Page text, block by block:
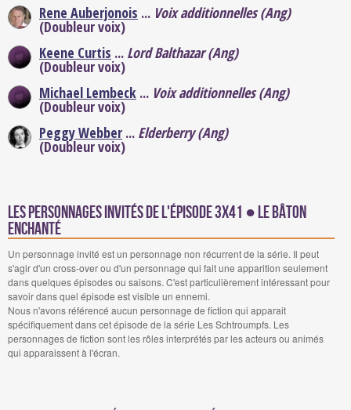
Rene Auberjonois ... Voix additionnelles (Ang)
(Doubleur voix)
Keene Curtis ... Lord Balthazar (Ang)
(Doubleur voix)
Michael Lembeck ... Voix additionnelles (Ang)
(Doubleur voix)
Peggy Webber ... Elderberry (Ang)
(Doubleur voix)
Les personnages invités de l'épisode 3x41 ● Le bâton
enchanté
Un personnage invité est un personnage non récurrent de la série. Il peut
s'agir d'un cross-over ou d'un personnage qui fait une apparition seulement
dans quelques épisodes ou saisons. C'est particulièrement intéressant pour
savoir dans quel épisode est visible un ennemi.
Nous n'avons référencé aucun personnage de fiction qui apparait
spécifiquement dans cet épisode de la série Les Schtroumpfs. Les
personnages de fiction sont les rôles interprétés par les acteurs ou animés
qui apparaissent à l'écran.